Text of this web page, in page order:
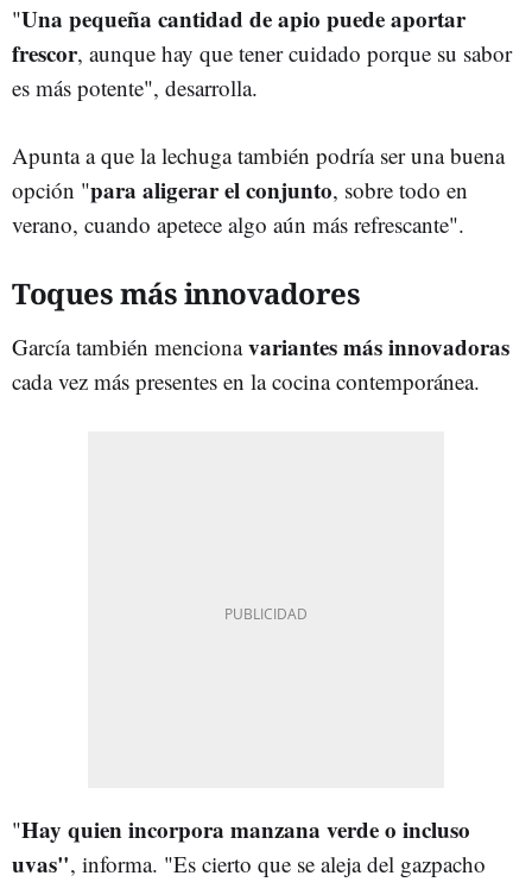
"Una pequeña cantidad de apio puede aportar
frescor, aunque hay que tener cuidado porque su sabor
es más potente", desarrolla.
Apunta a que la lechuga también podría ser una buena
opción "para aligerar el conjunto, sobre todo en
verano, cuando apetece algo aún más refrescante".
Toques más innovadores
García también mencionavariantes más innovadoras
cada vez más presentes en la cocina contemporánea.
"Hay quien incorpora manzana verde o incluso
uvas", informa. "Es cierto que se aleja del gazpacho